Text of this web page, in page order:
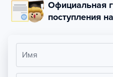
Официальная
поступления
Имя